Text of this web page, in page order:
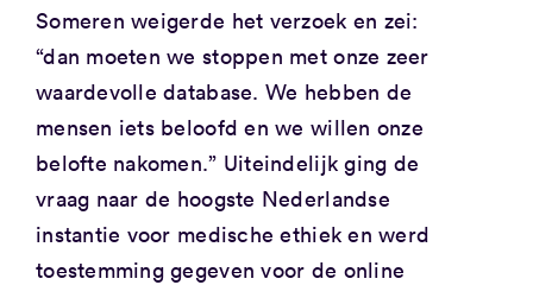
Someren weigerde het verzoek en zei:
“dan moeten we stoppen met onze zeer
waardevolle database. We hebben de
mensen iets beloofd en we willen onze
belofte nakomen.” Uiteindelijk ging de
vraag naar de hoogste Nederlandse
instantie voor medische ethiek en werd
toestemming gegeven voor de online